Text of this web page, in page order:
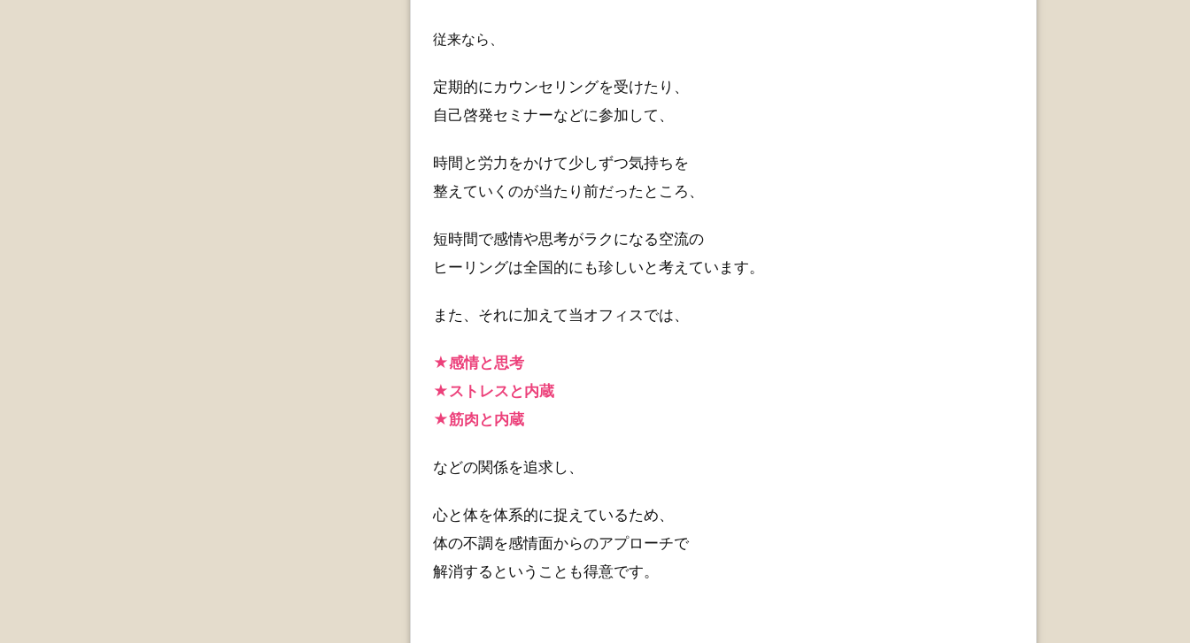
従来なら、
定期的にカウンセリングを受けたり、
自己啓発セミナーなどに参加して、
時間と労力をかけて少しずつ気持ちを
整えていくのが当たり前だったところ、
短時間で感情や思考がラクになる空流の
ヒーリングは全国的にも珍しいと考えています。
また、それに加えて当オフィスでは、
★感情と思考
★ストレスと内蔵
★筋肉と内蔵
などの関係を追求し、
心と体を体系的に捉えているため、
体の不調を感情面からのアプローチで
解消するということも得意です。